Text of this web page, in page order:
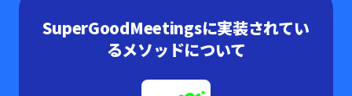
SuperGoodMeetingsに実装されてい
るメソッドについて